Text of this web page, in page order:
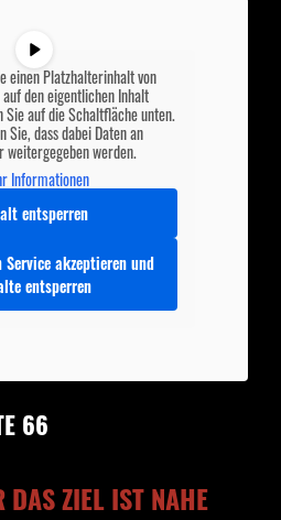
einen Platzhalterinhalt von
den eigentlichen Inhalt
auf die Schaltfläche unten.
Sie, dass dabei Daten an
weitergegeben werden.
Informationen
entsperren
akzeptieren und
entsperren
66
DAS ZIEL IST NAHE